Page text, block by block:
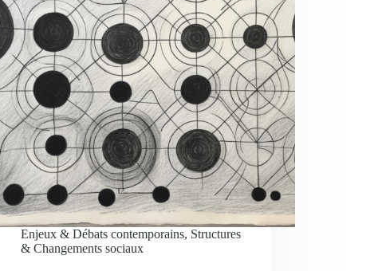
Enjeux & Débats contemporains, Structures
& Changements sociaux